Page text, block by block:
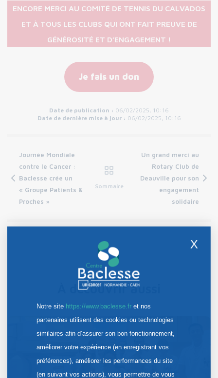
ENCORE MERCI AU COMITÉ DE TENNIS DU CALVADOS
ET À TOUS LES CLUBS QUI ONT FAIT PREUVE DE
GÉNÉROSITÉ ET D’ENGAGEMENT !
Je fais un don
Date de publication : 06/02/2025, 10:16
Date de dernière mise à jour : 06/02/2025, 10:16
Journée Mondiale
contre le Cancer :
Baclesse crée un
« Groupe Patients &
Proches »
Sommaire
Un grand merci au
Rotary Club de
Deauville pour son
engagement
solidaire
À découvrir aussi
X
Notre site https://www.baclesse.fret nos
partenaires utilisent des cookies ou technologies
similaires afin d’assurer son bon fonctionnement,
améliorer votre expérience (en enregistrant vos
préférences), améliorer les performances du site
(en suivant vos actions), vous permettre de vous